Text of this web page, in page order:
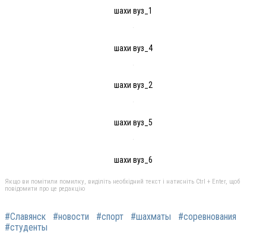
шахи вуз_1
шахи вуз_4
шахи вуз_2
шахи вуз_5
шахи вуз_6
Якщо ви помітили помилку, виділіть необхідний текст і натисніть Ctrl + Enter, щоб
повідомити про це редакцію
#Славянск #новости #спорт #шахматы
#соревнования
#студенты